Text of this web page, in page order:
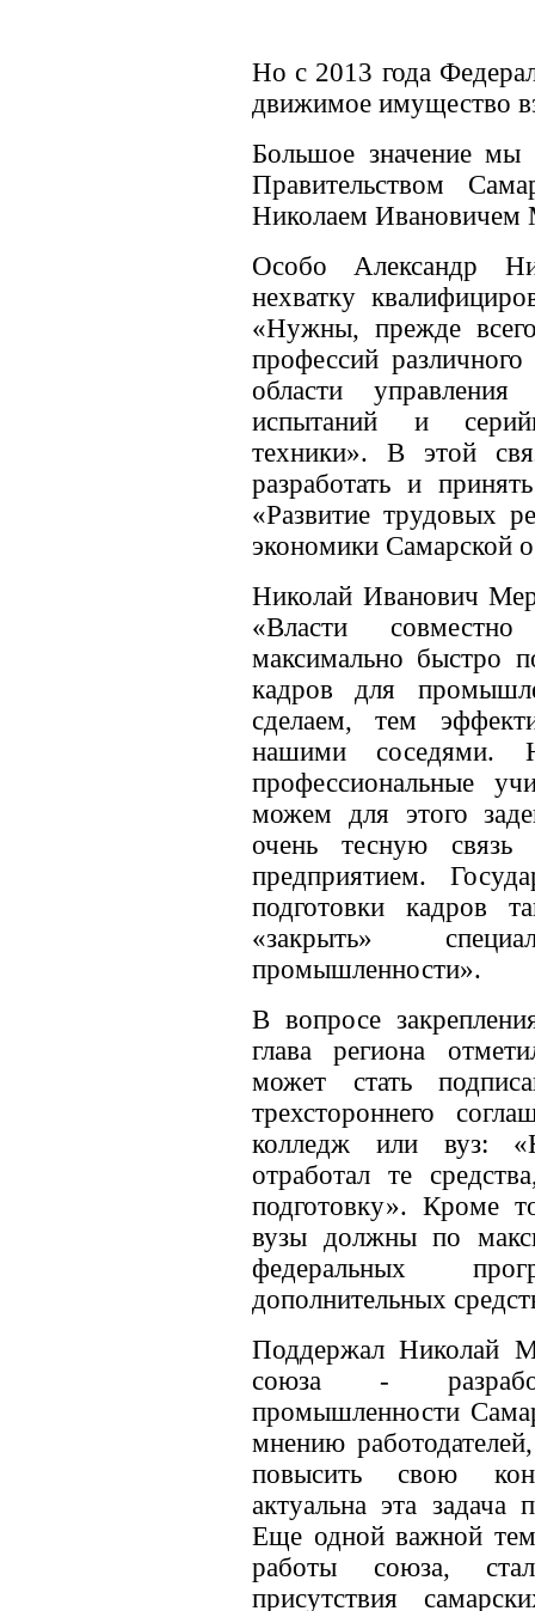
Но с 2013 года
движимое имущество
Большое значение мы
Правительством
Николаем
Особо Александр
нехватку
«Нужны, прежде
профессий
области управления
испытаний и
техники». В этой
разработать и
«Развитие трудовых
экономики Самарской
Николай Иванович
«Власти
максимально быстро
кадров для
сделаем, тем
нашими соседями.
профессиональные
можем для этого
очень тесную
предприятием.
подготовки кадров
«закрыть»
промышленности».
В вопросе
глава региона
может стать
трехстороннего
колледж или вуз:
отработал те
подготовку». Кроме
вузы должны по
федеральных
дополнительных
Поддержал Николай
союза -
промышленности
мнению
повысить свою
актуальна эта
Еще одной важной
работы союза,
присутствия